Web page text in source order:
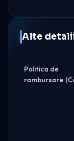
Alte
Politica de
rambursare